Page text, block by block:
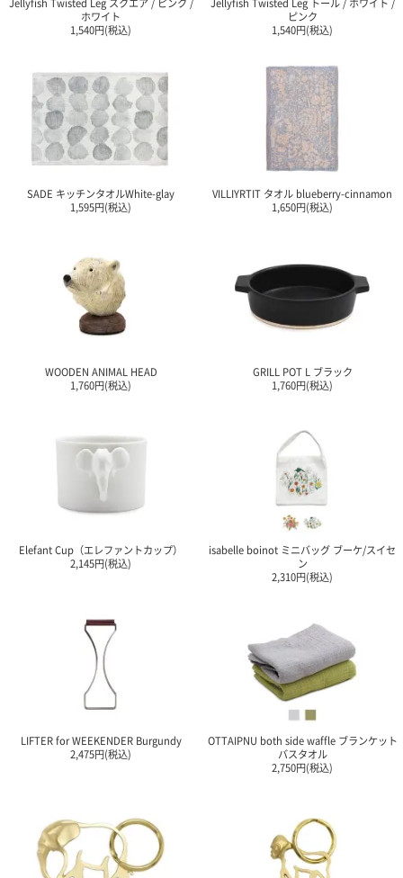
Jellyfish Twisted Leg スクエア / ピンク /
ホワイト
1,540円(税込)
Jellyfish Twisted Leg トール / ホワイト /
ピンク
1,540円(税込)
SADE キッチンタオルWhite-glay
1,595円(税込)
VILLIYRTIT タオル blueberry-cinnamon
1,650円(税込)
WOODEN ANIMAL HEAD
1,760円(税込)
GRILL POT L ブラック
1,760円(税込)
Elefant Cup（エレファントカップ）
2,145円(税込)
isabelle boinot ミニバッグ ブーケ/スイセ
ン
2,310円(税込)
LIFTER for WEEKENDER Burgundy
2,475円(税込)
OTTAIPNU both side waffle ブランケット
バスタオル
2,750円(税込)